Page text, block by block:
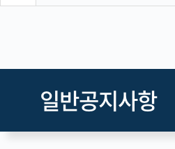
일반공지사항